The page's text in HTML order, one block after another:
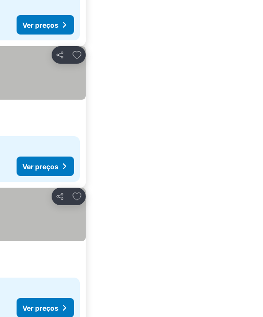
Ver preços
Partilhar
Adicionar aos favoritos
Ver preços
Partilhar
Adicionar aos favoritos
Ver preços